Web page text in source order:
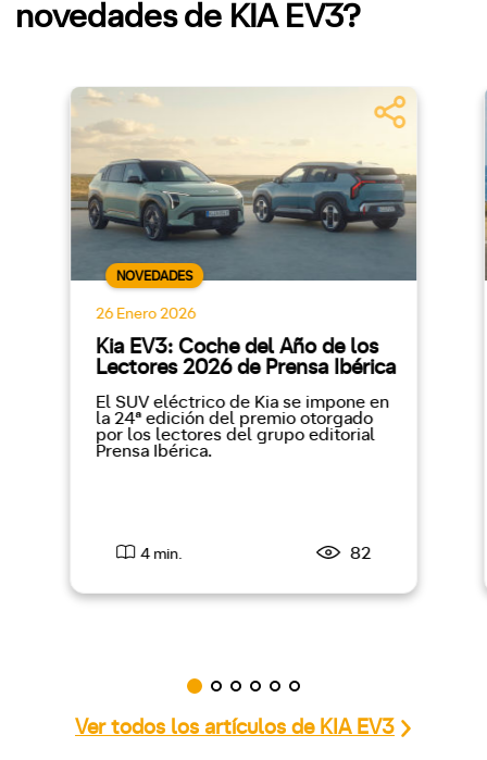
novedades de KIA EV3?
NOVEDADES
26 Enero 2026
Kia EV3: Coche del Año de los
Lectores 2026 de Prensa Ibérica
El SUV eléctrico de Kia se impone en
la 24ª edición del premio otorgado
por los lectores del grupo editorial
Prensa Ibérica.
4 min. 82
Ver todos los artículos de KIA EV3